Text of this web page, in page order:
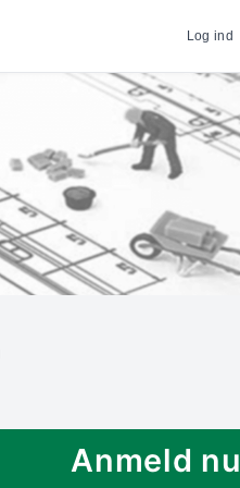
Log ind
Anmeld nu